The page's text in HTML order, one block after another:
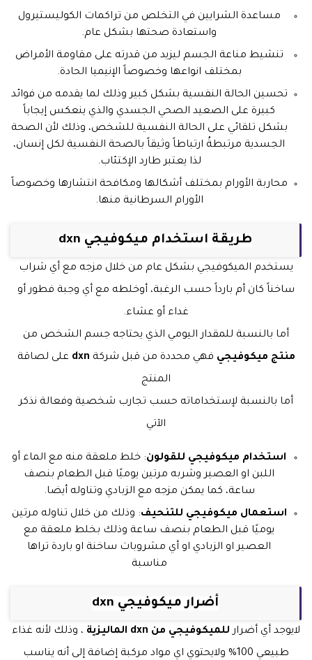
مساعدة الشرايين في التخلص من تراكمات الكوليستيرول
واستعادة صحتها بشكل عام.
تنشيط مناعة الجسم ليزيد من قدرته على مقاومة الأمراض
بمختلف انواعها وخصوصاً الإنيميا الحادة.
تحسين الحالة النفسية بشكل كبير وذلك لما يقدمه من فوائد
كبيرة على الصعيد الصحي الجسدي والذي ينعكس إيجاباً
بشكل تلقائي على الحالة النفسية للشخص، وذلك لأن الصحة
الجسدية مرتبطةُ ارتباطاً وثيقاً بالصحة النفسية لكل إنسان،
لذا يعتبر طارد الإكتئاب.
محاربة الأورام بمختلف أشكالها ومكافحة انتشارها وخصوصاً
الأورام السرطانية منها.
طريقة استخدام ميكوفيجي dxn
يستخدم الميكوفيجي بشكل عام من خلال مزجه مع أي شراب
ساخناً كان أم بارداً حسب الرغبة، أوخلطه مع أي وجبة فطور أو
غداء أو عشاء.
أما بالنسبة للمقدار اليومي الذي يحتاجه جسم الشخص من
منتج ميكوفيجي فهي محددة من قبل شركة dxn على لصاقة
المنتج
أما بالنسبة لإستخداماته حسب تجارب شخصية وفعالة نذكر
الآتي
استخدام ميكوفيجي للقولون: خلط ملعقة منه مع الماء أو
اللبن او العصير وشربه مرتين يوميًا قبل الطعام بنصف
ساعة، كما يمكن مزجه مع الزبادي وتناوله أيضا.
استعمال ميكوفيجي للتنحيف: وذلك من خلال تناوله مرتين
يوميًا قبل الطعام بنصف ساعة وذلك بخلط ملعقة مع
العصير او الزبادي او أي مشروبات ساخنة او باردة تراها
مناسبة
أضرار ميكوفيجي dxn
لايوجد أي أضرارللميكوفيجي من dxn الماليزية
، وذلك لأنه غذاء
طبيعي 100% ولايحتوي اي مواد مركبة إضافة إلى أنه يناسب